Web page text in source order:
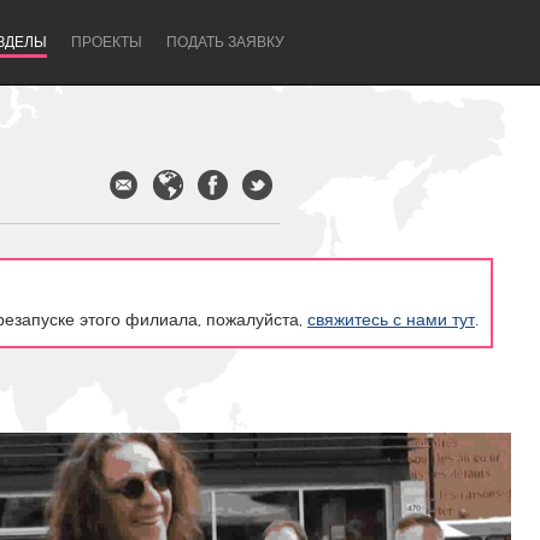
ПРОЕКТЫ ПОДАТЬ ЗАЯВКУ
этого филиала, пожалуйста, свяжитесь с нами тут.